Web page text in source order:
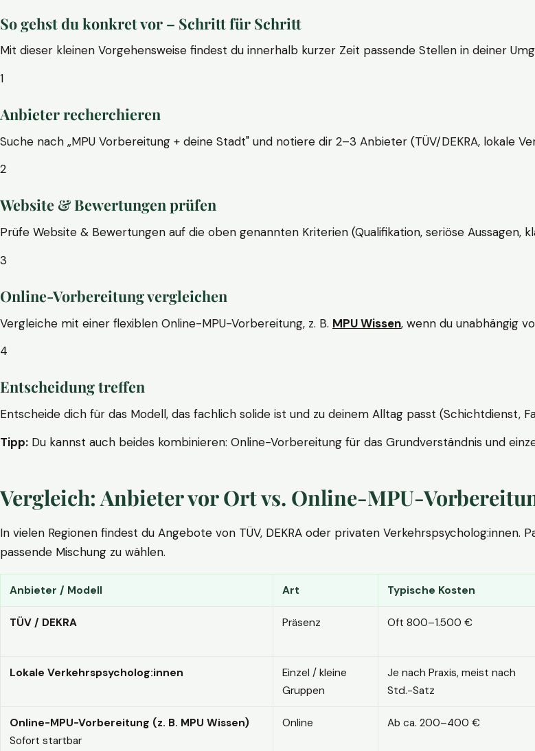
So gehst du konkret vor – Schritt für Schritt
Mit dieser kleinen Vorgehensweise findest du innerhalb kurzer Zeit passende Stellen in deiner
1
Anbieter recherchieren
Suche nach „MPU Vorbereitung + deine Stadt" und notiere dir 2–3 Anbieter (TÜV/DEKRA, lokale
2
Website & Bewertungen prüfen
Prüfe Website & Bewertungen auf die oben genannten Kriterien (Qualifikation, seriöse Aussagen,
3
Online-Vorbereitung vergleichen
Vergleiche mit einer flexiblen Online-MPU-Vorbereitung, z. B. MPU Wissen, wenn du unabhängig
4
Entscheidung treffen
Entscheide dich für das Modell, das fachlich solide ist und zu deinem Alltag passt (Schichtdienst,
Tipp: Du kannst auch beides kombinieren: Online-Vorbereitung für das Grundverständnis und
Vergleich: Anbieter vor Ort vs. Online-MPU-
In vielen Regionen findest du Angebote von TÜV, DEKRA oder privaten
passende Mischung zu wählen.
Anbieter / Modell Art Typische Kosten
TÜV / DEKRA Präsenz Oft 800–1.500 €
Lokale Verkehrspsycholog:innen
Einzel / kleine
Gruppen
Je nach Praxis, meist nach
Std.-Satz
Online-MPU-Vorbereitung (z. B. MPU Wissen)
Sofort startbar
Online Ab ca. 200–400 €